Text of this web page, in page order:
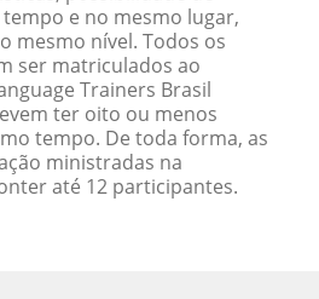
e no mesmo lugar,
mesmo nível. Todos os
ser matriculados ao
Trainers Brasil
ter oito ou menos
tempo. De toda forma, as
ministradas na
até 12 participantes.